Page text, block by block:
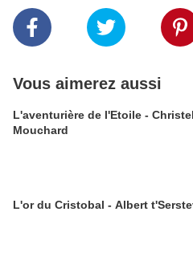
Vous aimerez aussi
L'aventurière de l'Etoile - Christel
Mouchard
L'or du Cristobal - Albert